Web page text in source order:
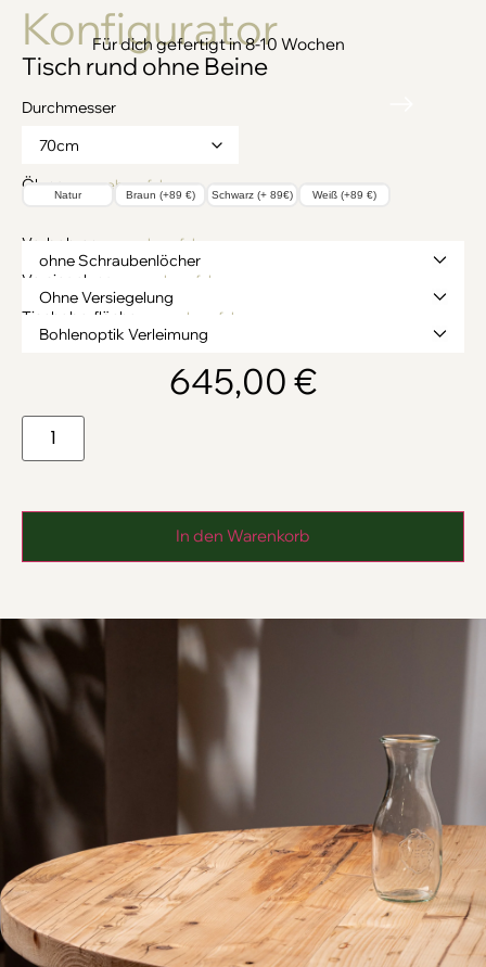
Konfigurator
Tisch rund ohne Beine
Durchmesser
Ölung → mehr erfahren
Natur Braun (+89 €) Schwarz (+ 89€) Weiß (+89 €)
Vorbohren → mehr erfahren
Versiegelung → mehr erfahren
Tischoberfläche → mehr erfahren
645,00 €
In den Warenkorb